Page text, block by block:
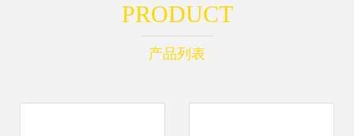
PRODUCT
产品列表